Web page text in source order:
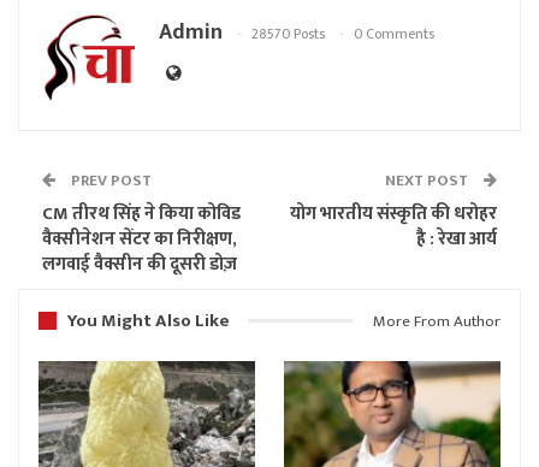
Admin 28570 Posts 0 Comments
PREV POST
CM तीरथ सिंह ने किया कोविड
वैक्सीनेशन सेंटर का निरीक्षण,
लगवाई वैक्सीन की दूसरी डोज़
NEXT POST
योग भारतीय संस्कृति की धरोहर
है : रेखा आर्य
You Might Also Like More From Author